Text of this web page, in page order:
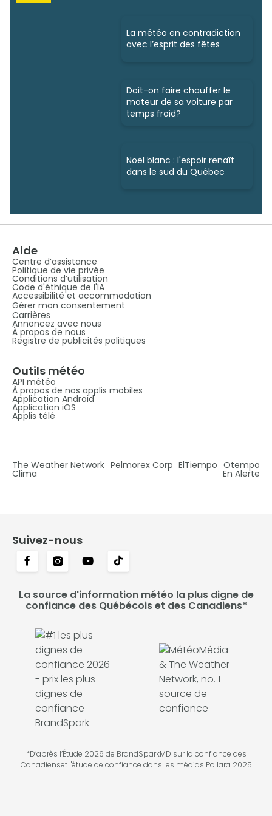
La météo en contradiction
avec l’esprit des fêtes
Doit-on faire chauffer le
moteur de sa voiture par
temps froid?
Noël blanc : l'espoir renaît
dans le sud du Québec
Aide
Centre d’assistance
Politique de vie privée
Conditions d’utilisation
Code d'éthique de l'IA
Accessibilité et accommodation
Gérer mon consentement
Carrières
Annoncez avec nous
À propos de nous
Registre de publicités politiques
Outils météo
API météo
À propos de nos applis mobiles
Application Android
Application iOS
Applis télé
The Weather Network Pelmorex Corp ElTiempo Otempo
Clima En Alerte
Suivez-nous
La source d'information météo la plus digne de
confiance des Québécois et des Canadiens*
*D’après l’Étude 2026 de BrandSparkMD sur la confiance des
Canadienset l'étude de confiance dans les médias Pollara 2025